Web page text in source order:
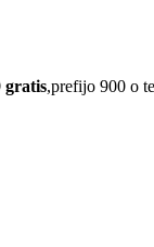
gratis,prefijo 900 o